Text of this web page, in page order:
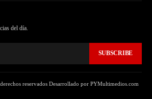
del día.
SUBSCRIBE
reservados Desarrollado por PYMultimedios.com